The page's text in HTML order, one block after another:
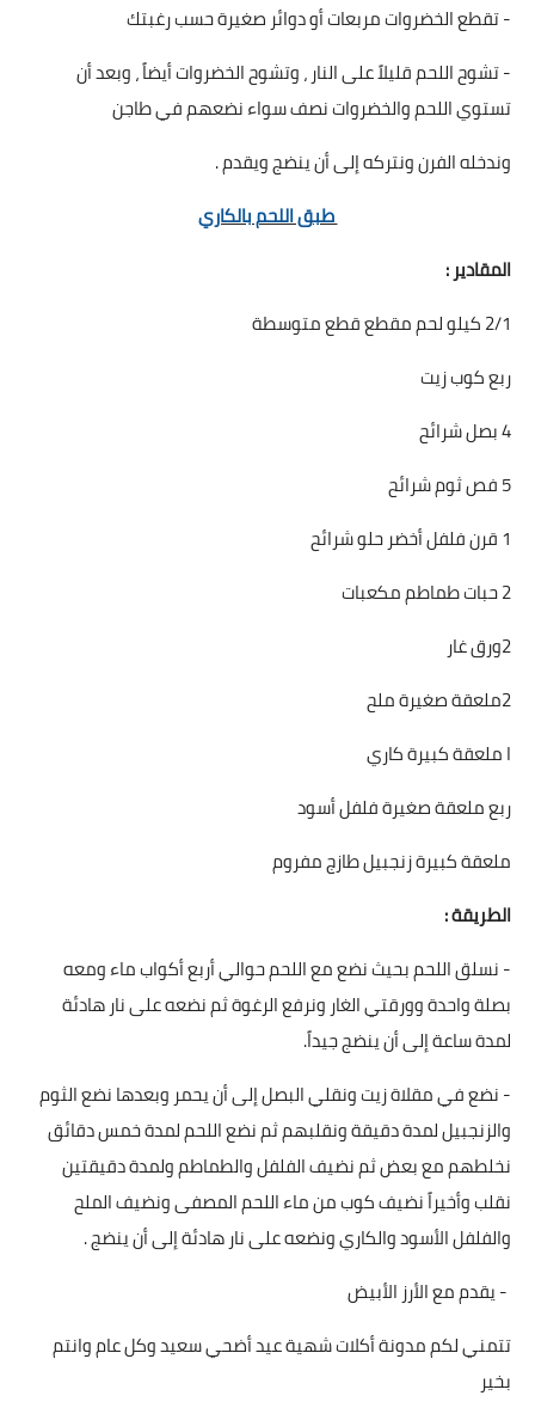
- تقطع الخضروات مربعات أو دوائر صغيرة حسب رغبتك
- تشوح اللحم قليلاً على النار ، وتشوح الخضروات أيضاً ، وبعد أن
تستوي اللحم والخضروات نصف سواء نضعهم في طاجن
وندخله الفرن ونتركه إلى أن ينضج ويقدم .
طبق اللحم بالكاري
المقادير :
2/1 كيلو لحم مقطع قطع متوسطة
ربع كوب زيت
4 بصل شرائح
5 فص ثوم شرائح
1 قرن فلفل أخضر حلو شرائح
2 حبات طماطم مكعبات
2ورق غار
2ملعقة صغيرة ملح
ا ملعقة كبيرة كاري
ربع ملعقة صغيرة فلفل أسود
ملعقة كبيرة زنجبيل طازج مفروم
الطريقة :
- نسلق اللحم بحيث نضع مع اللحم حوالي أربع أكواب ماء ومعه
بصلة واحدة وورقتي الغار ونرفع الرغوة ثم نضعه على نار هادئة
لمدة ساعة إلى أن ينضج جيداً.
- نضع في مقلاة زيت ونقلي البصل إلى أن يحمر وبعدها نضع الثوم
والزنجبيل لمدة دقيقة ونقلبهم ثم نضع اللحم لمدة خمس دقائق
نخلطهم مع بعض ثم نضيف الفلفل والطماطم ولمدة دقيقتين
نقلب وأخيراً نضيف كوب من ماء اللحم المصفى ونضيف الملح
والفلفل الأسود والكاري ونضعه على نار هادئة إلى أن ينضج .
- يقدم مع الأرز الأبيض
تتمني لكم مدونة أكلات شهية عيد أضحي سعيد وكل عام وانتم
بخير